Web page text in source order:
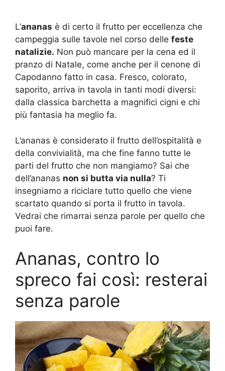
L’ananas è di certo il frutto per eccellenza che
campeggia sulle tavole nel corso delle feste
natalizie. Non può mancare per la cena ed il
pranzo di Natale, come anche per il cenone di
Capodanno fatto in casa. Fresco, colorato,
saporito, arriva in tavola in tanti modi diversi:
dalla classica barchetta a magnifici cigni e chi
più fantasia ha meglio fa.
L’ananas è considerato il frutto dell’ospitalità e
della convivialità, ma che fine fanno tutte le
parti del frutto che non mangiamo? Sai che
dell’ananas non si butta via nulla? Ti
insegniamo a riciclare tutto quello che viene
scartato quando si porta il frutto in tavola.
Vedrai che rimarrai senza parole per quello che
puoi fare.
Ananas, contro lo
spreco fai così: resterai
senza parole